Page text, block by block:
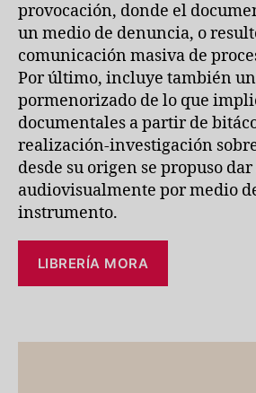
provocación, donde el
un medio de denuncia, o
comunicación masiva de
Por último, incluye también un
pormenorizado de lo que
documentales a partir de
realización-investigación
desde su origen se propuso
audiovisualmente por medio
instrumento.
LIBRERÍA MORA